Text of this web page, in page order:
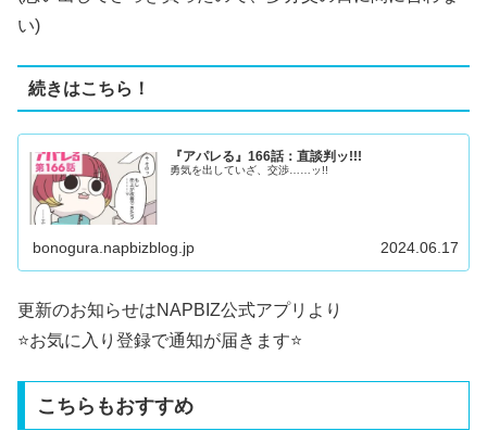
い)
続きはこちら！
『アパレる』166話：直談判ッ!!!
勇気を出していざ、交渉……ッ!!
bonogura.napbizblog.jp 2024.06.17
更新のお知らせはNAPBIZ公式アプリより
⭐️お気に入り登録で通知が届きます⭐️
こちらもおすすめ